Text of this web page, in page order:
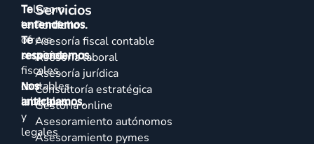
Talenom
te
ofrece
servicios
fiscales,
contables,
laborales
y
legales
Te
entendemos.
Te
respondemos.
Nos
anticipamos.
Servicios
Portfolio
Asesoría fiscal contable
Asesoría laboral
Asesoría jurídica
Consultoría estratégica
Gestoría online
Asesoramiento autónomos
Asesoramiento pymes